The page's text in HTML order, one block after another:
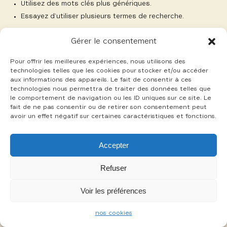
Gérer le consentement
Pour offrir les meilleures expériences, nous utilisons des
technologies telles que les cookies pour stocker et/ou accéder
aux informations des appareils. Le fait de consentir à ces
technologies nous permettra de traiter des données telles que
le comportement de navigation ou les ID uniques sur ce site. Le
fait de ne pas consentir ou de retirer son consentement peut
avoir un effet négatif sur certaines caractéristiques et fonctions.
Accepter
Refuser
Voir les préférences
nos cookies
Utilisez des mots clés plus génériques.
Essayez d’utiliser plusieurs termes de recherche.
-
mentions légales